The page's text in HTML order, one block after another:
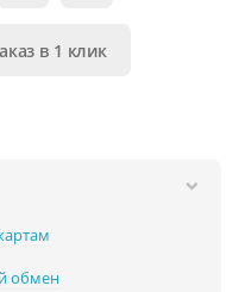
в 1 клик
обмен